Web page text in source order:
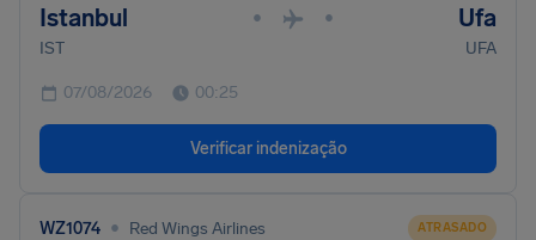
Istanbul • • Ufa
IST UFA
07/08/2026 00:25
Verificar indenização
WZ1074 • Red Wings Airlines ATRASADO